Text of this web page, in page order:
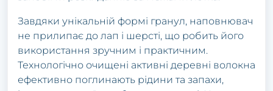
Завдяки унікальній формі гранул, наповнювач
не прилипає до лап і шерсті, що робить його
використання зручним і практичним.
Технологічно очищені активні деревні волокна
ефективно поглинають рідини та запахи,